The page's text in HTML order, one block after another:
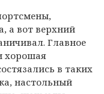
а вот верхний
Главное
хорошая
в таких
настольный